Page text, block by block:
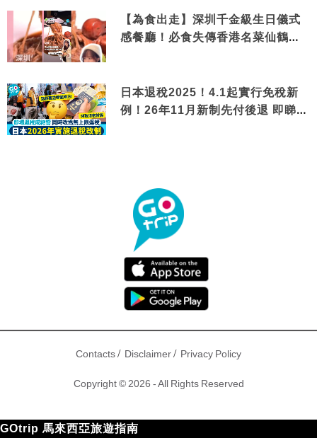
【為食出走】深圳千金級生日儀式
感餐廳！必食失傳香港名菜仙鶴神
日本退稅2025！4.1起實行免稅新
例！26年11月新制先付後退 即睇步
Contacts/ Disclaimer/ Privacy Policy
Copyright © 2026 - All Rights Reserved
GOtrip 馬來西亞旅遊指南